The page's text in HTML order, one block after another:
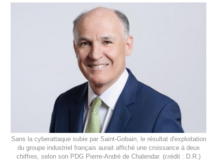
Sans la cyberattaque subie par Saint-Gobain, le résultat d'exploitation
du groupe industriel français aurait affiché une croissance à deux
chiffres, selon son PDG Pierre-André de Chalendar. (crédit : D.R.)